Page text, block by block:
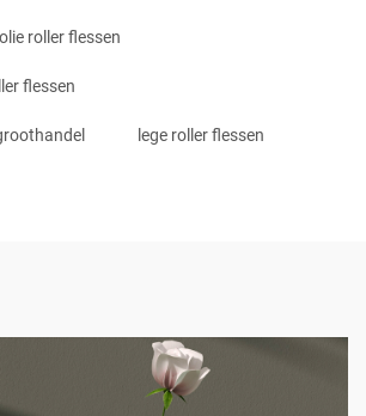
roller flessen
flessen
lege roller flessen